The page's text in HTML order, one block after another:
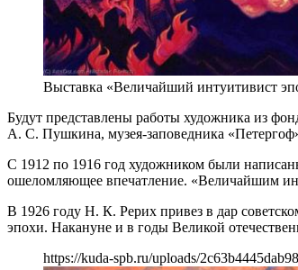
Выставка «Величайший интуитивист
Будут представлены работы художника из
А. С. Пушкина, музея-заповедника
С 1912 по 1916 год художником были
ошеломляющее впечатление. «Величайшим
В 1926 году Н. К. Рерих привез в дар
эпохи. Накануне и в годы Великой
https://kuda-spb.ru/uploads/